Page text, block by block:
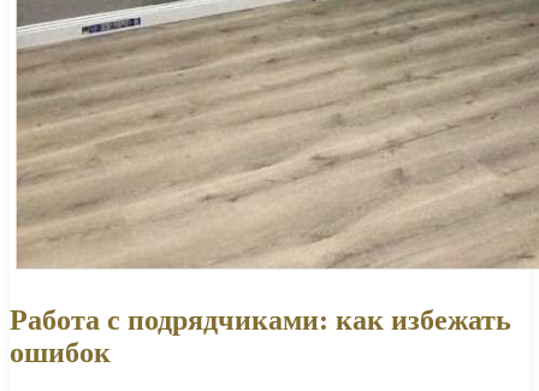
Работа с подрядчиками: как избежать
ошибок